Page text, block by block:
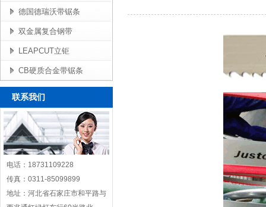
德国德瑞沃带锯条
双金属复合钢带
LEAPCUT立钜
CB硬质合金带锯条
联系我们
电话：18731109228
传真：0311-85099899
地址：河北省石家庄市和平路与